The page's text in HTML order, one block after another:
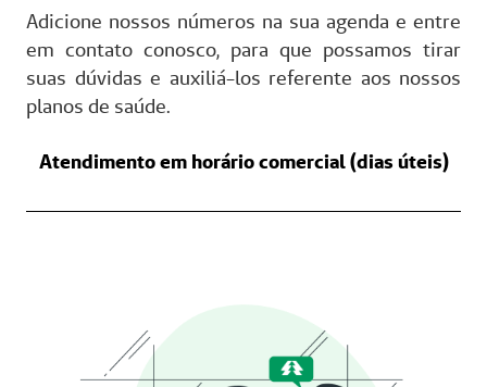
Adicione nossos números na sua agenda e entre
em contato conosco, para que possamos tirar
suas dúvidas e auxiliá-los referente aos nossos
planos de saúde.
Atendimento em horário comercial (dias úteis)